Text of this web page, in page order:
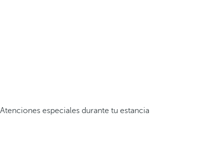
Atenciones especiales durante tu estancia